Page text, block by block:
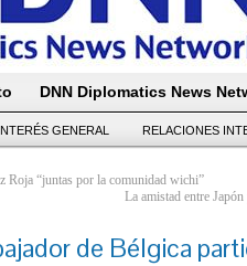
DNN Diplomatics News
GENERAL RELACIONES
Roja “juntas por la comunidad wichi”
La amistad entre
de Bélgica